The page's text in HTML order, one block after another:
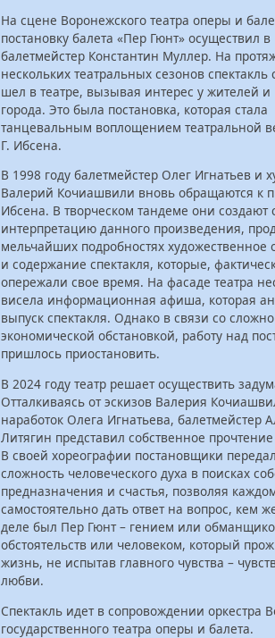
На сцене Воронежского театра оперы и
постановку балета «Пер Гюнт» осуществил в
балетмейстер Константин Муллер. На
нескольких театральных сезонов спектакль
шел в театре, вызывая интерес у жителей и
города. Это была постановка, которая стала
танцевальным воплощением театральной
Г. Ибсена.
В 1998 году балетмейстер Олег Игнатьев и
Валерий Кочиашвили вновь обращаются к
Ибсена. В творческом тандеме они создают
интерпретацию данного произведения,
мельчайших подробностях
и содержание спектакля, которые,
опережали свое время. На фасаде театра
висела информационная афиша, которая
выпуск спектакля. Однако в связи со
экономической обстановкой, работу над
пришлось приостановить.
В 2024 году театр решает осуществить
Отталкиваясь от эскизов Валерия
наработок Олега Игнатьева, балетмейстер
Литягин представил собственное
В своей хореографии постановщики
сложность человеческого духа в поисках
предназначения и счастья, позволяя
самостоятельно дать ответ на вопрос, кем
деле был Пер Гюнт – гением или
обстоятельств или человеком, который
жизнь, не испытав главного чувства –
любви.
Спектакль идет в сопровождении оркестра
государственного театра оперы и балета.